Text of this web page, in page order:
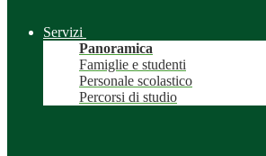
Servizi
Panoramica
Famiglie e studenti
Personale scolastico
Percorsi di studio